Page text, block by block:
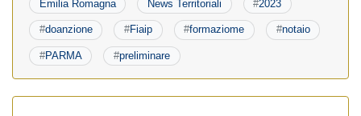
Emilia Romagna News Territoriali #2023
#doanzione #Fiaip #formaziome #notaio
#PARMA #preliminare